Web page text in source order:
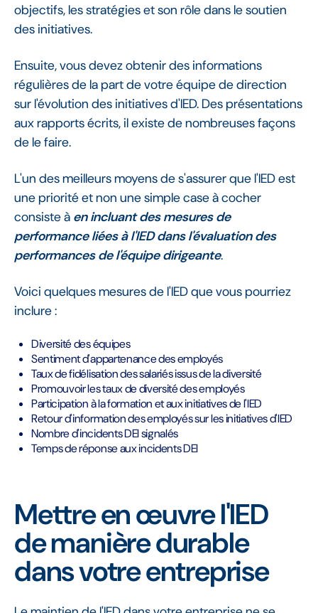
objectifs, les stratégies et son rôle dans le soutien
des initiatives.
Ensuite, vous devez obtenir des informations
régulières de la part de votre équipe de direction
sur l'évolution des initiatives d'IED. Des présentations
aux rapports écrits, il existe de nombreuses façons
de le faire.
L'un des meilleurs moyens de s'assurer que l'IED est
une priorité et non une simple case à cocher
consiste à en incluant des mesures de
performance liées à l'IED dans l'évaluation des
performances de l'équipe dirigeante.
Voici quelques mesures de l'IED que vous pourriez
inclure :
Diversité des équipes
Sentiment d'appartenance des employés
Taux de fidélisation des salariés issus de la diversité
Promouvoir les taux de diversité des employés
Participation à la formation et aux initiatives de l'IED
Retour d'information des employés sur les initiatives d'IED
Nombre d'incidents DEI signalés
Temps de réponse aux incidents DEI
Mettre en œuvre l'IED
de manière durable
dans votre entreprise